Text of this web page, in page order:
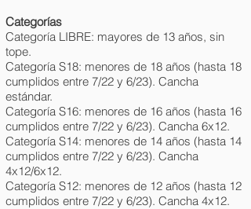
Categorías
Categoría LIBRE: mayores de 13 años, sin
tope.
Categoría S18: menores de 18 años (hasta 18
cumplidos entre 7/22 y 6/23). Cancha
estándar.
Categoría S16: menores de 16 años (hasta 16
cumplidos entre 7/22 y 6/23). Cancha 6x12.
Categoría S14: menores de 14 años (hasta 14
cumplidos entre 7/22 y 6/23). Cancha
4x12/6x12.
Categoría S12: menores de 12 años (hasta 12
cumplidos entre 7/22 y 6/23). Cancha 4x12.